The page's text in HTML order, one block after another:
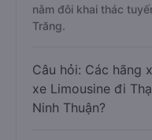
nằm đôi khai thác
Trăng.
Câu hỏi: Các hãng
xe Limousine đi
Ninh Thuận?